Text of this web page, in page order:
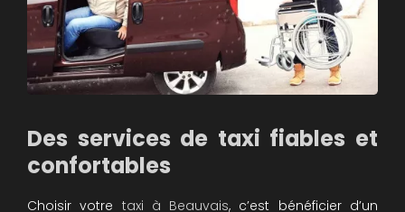
Des services de taxi fiables et
confortables
Choisir votre taxi à Beauvais, c’est bénéficier d’un